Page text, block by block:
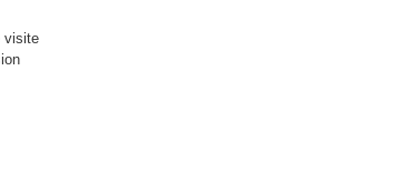
visite